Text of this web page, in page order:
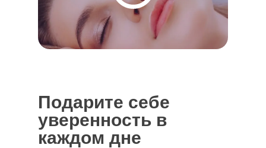
Подарите себе
уверенность в
каждом дне